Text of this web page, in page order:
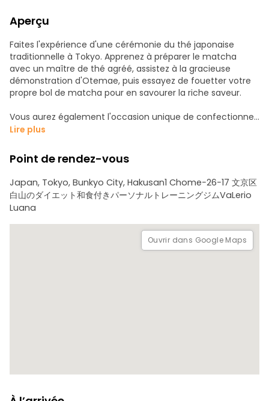
Aperçu
Faites l'expérience d'une cérémonie du thé japonaise
traditionnelle à Tokyo. Apprenez à préparer le matcha
avec un maître de thé agréé, assistez à la gracieuse
démonstration d'Otemae, puis essayez de fouetter votre
propre bol de matcha pour en savourer la riche saveur.
Vous aurez également l'occasion unique de confectionner
des nerikiri, une magnifique confiserie japonaise qui reflète
sont fabriquées avec des couleurs vives et des formes
délicates pour représenter les fleurs et les motifs
saisonniers, mettant en valeur les compétences raffinées
des artisans japonais. Appréciez l'harmonie parfaite de
votre nerikiri fait à la main, accompagné d'un matcha
fraîchement préparé.
Guidée par un maître de thé ayant plus de 10 ans
d'expérience, et soutenue par un hôte expert qui fournit
Lire plus
Point de rendez-vous
Japan, Tokyo, Bunkyo City, Hakusan1 Chome−26−17 文京区
白山のダイエット和食付きパーソナルトレーニングジムVaLerio
Luana
Ouvrir dans Google Maps